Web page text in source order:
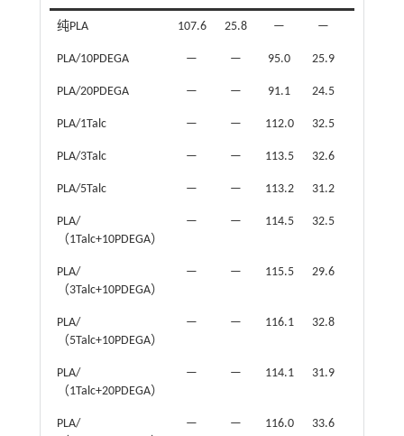
纯PLA 107.6 25.8 — —
PLA/10PDEGA — — 95.0 25.9
PLA/20PDEGA — — 91.1 24.5
PLA/1Talc — — 112.0 32.5
PLA/3Talc — — 113.5 32.6
PLA/5Talc — — 113.2 31.2
PLA/
（1Talc+10PDEGA）
— — 114.5 32.5
PLA/
（3Talc+10PDEGA）
— — 115.5 29.6
PLA/
（5Talc+10PDEGA）
— — 116.1 32.8
PLA/
（1Talc+20PDEGA）
— — 114.1 31.9
PLA/
— — 116.0 33.6